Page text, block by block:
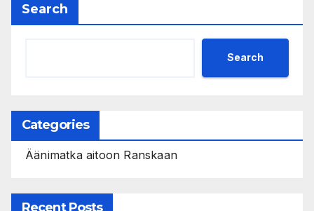
Search
Search
Categories
Äänimatka aitoon Ranskaan
Recent Posts